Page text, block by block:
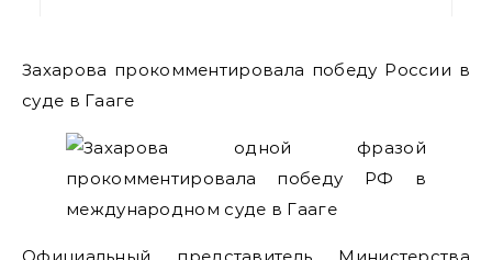
Захарова прокомментировала победу России в
суде в Гааге